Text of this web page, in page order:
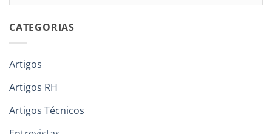
CATEGORIAS
Artigos
Artigos RH
Artigos Técnicos